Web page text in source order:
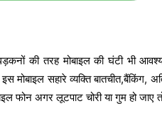
की तरह मोबाइल की घंटी भी
इस मोबाइल सहारे व्यक्ति
फोन अगर लूटपाट चोरी या गुम हो जाए